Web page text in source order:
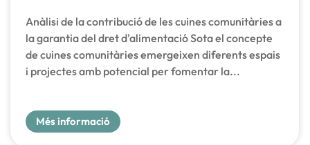
Anàlisi de la contribució de les cuines comunitàries a
la garantia del dret d'alimentació Sota el concepte
de cuines comunitàries emergeixen diferents espais
i projectes amb potencial per fomentar la...
Més informació